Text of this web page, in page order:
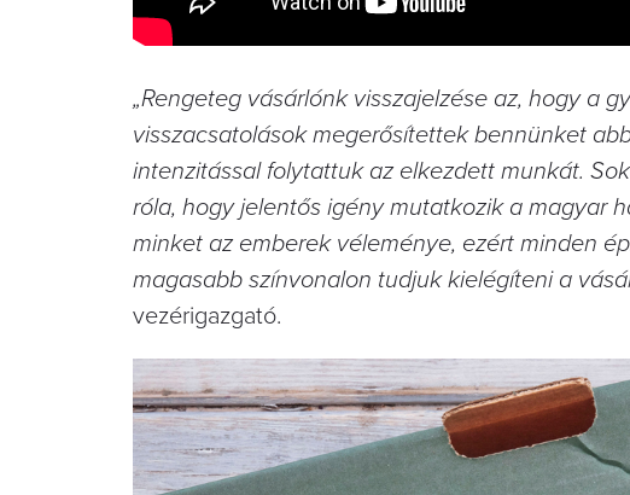
„Rengeteg vásárlónk visszajelzése az, hogy a
visszacsatolások megerősítettek bennünket
intenzitással folytattuk az elkezdett munkát.
róla, hogy jelentős igény mutatkozik a magyar
minket az emberek véleménye, ezért minden
magasabb színvonalon tudjuk kielégíteni a
vezérigazgató.